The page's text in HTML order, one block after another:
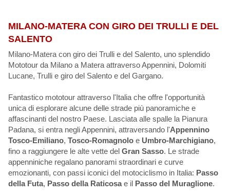
MILANO-MATERA CON GIRO DEI TRULLI E DEL
SALENTO
Milano-Matera con giro dei Trulli e del Salento, uno splendido
Mototour da Milano a Matera attraverso Appennini, Dolomiti
Lucane, Trulli e giro del Salento e del Gargano.
Fantastico mototour attraverso l'Italia che offre l'opportunità
unica di esplorare alcune delle strade più panoramiche e
affascinanti del nostro Paese. Lasciata alle spalle la Pianura
Padana, si entra negli Appennini, attraversando l'Appennino
Tosco-Emiliano, Tosco-Romagnoloe Umbro-Marchigiano,
fino a raggiungere le alte vette del Gran Sasso. Le strade
appenniniche regalano panorami straordinari e curve
emozionanti, con passi iconici del motociclismo in Italia: Passo
della Futa, Passo della Raticosae il Passo del Muraglione.